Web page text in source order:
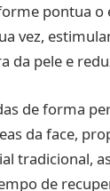
pontua
vez,
pele e
de forma
da face,
tradicional,
de